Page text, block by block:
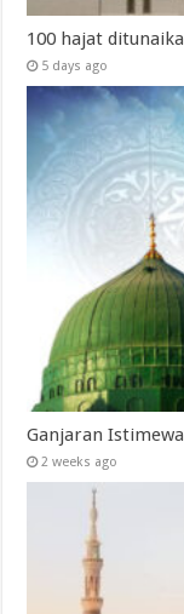
100 hajat
5 days ago
Ganjaran
2 weeks ago